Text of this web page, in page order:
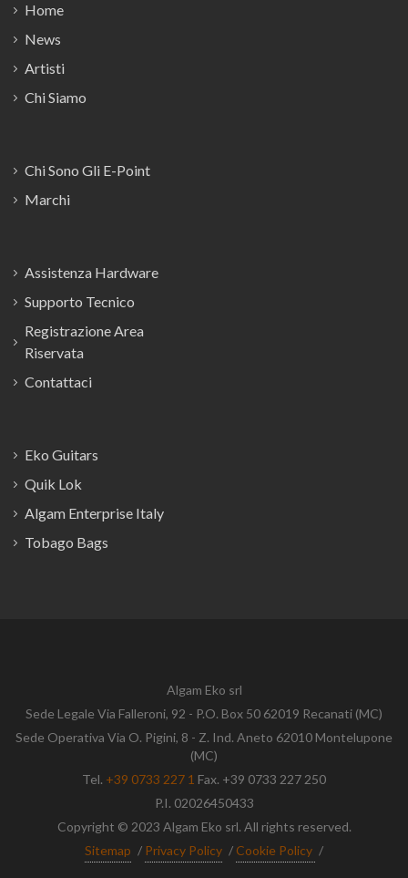
Home
News
Artisti
Chi Siamo
Chi Sono Gli E-Point
Marchi
Assistenza Hardware
Supporto Tecnico
Registrazione Area
Riservata
Contattaci
Eko Guitars
Quik Lok
Algam Enterprise Italy
Tobago Bags
Algam Eko srl
Sede Legale Via Falleroni, 92 - P.O. Box 50 62019 Recanati (MC)
Sede Operativa Via O. Pigini, 8 - Z. Ind. Aneto 62010 Montelupone
(MC)
Tel. +39 0733 227 1 Fax. +39 0733 227 250
P.I. 02026450433
Copyright © 2023 Algam Eko srl. All rights reserved.
Sitemap / Privacy Policy / Cookie Policy /